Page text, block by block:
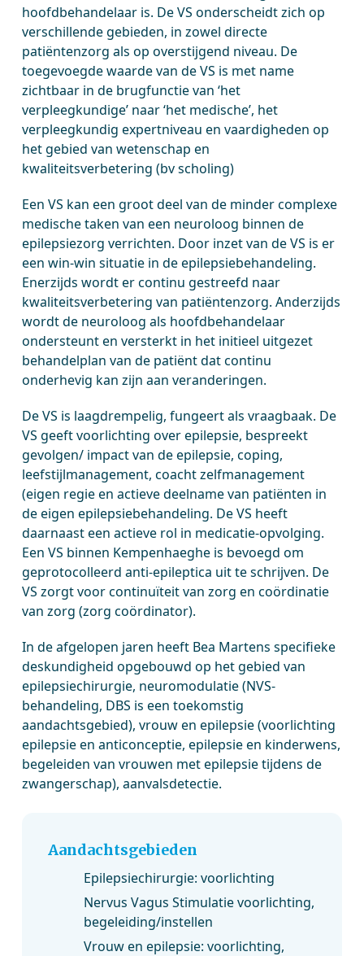
hoofdbehandelaar is. De VS onderscheidt zich op
verschillende gebieden, in zowel directe
patiëntenzorg als op overstijgend niveau. De
toegevoegde waarde van de VS is met name
zichtbaar in de brugfunctie van ‘het
verpleegkundige’ naar ‘het medische’, het
verpleegkundig expertniveau en vaardigheden op
het gebied van wetenschap en
kwaliteitsverbetering (bv scholing)
Een VS kan een groot deel van de minder complexe
medische taken van een neuroloog binnen de
epilepsiezorg verrichten. Door inzet van de VS is er
een win-win situatie in de epilepsiebehandeling.
Enerzijds wordt er continu gestreefd naar
kwaliteitsverbetering van patiëntenzorg. Anderzijds
wordt de neuroloog als hoofdbehandelaar
ondersteunt en versterkt in het initieel uitgezet
behandelplan van de patiënt dat continu
onderhevig kan zijn aan veranderingen.
De VS is laagdrempelig, fungeert als vraagbaak. De
VS geeft voorlichting over epilepsie, bespreekt
gevolgen/ impact van de epilepsie, coping,
leefstijlmanagement, coacht zelfmanagement
(eigen regie en actieve deelname van patiënten in
de eigen epilepsiebehandeling. De VS heeft
daarnaast een actieve rol in medicatie-opvolging.
Een VS binnen Kempenhaeghe is bevoegd om
geprotocolleerd anti-epileptica uit te schrijven. De
VS zorgt voor continuïteit van zorg en coördinatie
van zorg (zorg coördinator).
In de afgelopen jaren heeft Bea Martens specifieke
deskundigheid opgebouwd op het gebied van
epilepsiechirurgie, neuromodulatie (NVS-
behandeling, DBS is een toekomstig
aandachtsgebied), vrouw en epilepsie (voorlichting
epilepsie en anticonceptie, epilepsie en kinderwens,
begeleiden van vrouwen met epilepsie tijdens de
zwangerschap), aanvalsdetectie.
Aandachtsgebieden
Epilepsiechirurgie: voorlichting
Nervus Vagus Stimulatie voorlichting,
begeleiding/instellen
Vrouw en epilepsie: voorlichting,